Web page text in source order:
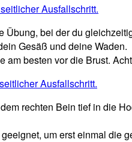
Übung, bei der du
Gesäß und deine Waden.
am besten vor die Brust.
rechten Bein tief in die
um erst einmal die